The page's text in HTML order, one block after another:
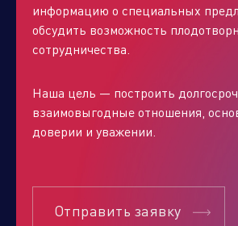
информацию о специальных
обсудить возможность
сотрудничества.
Наша цель — построить
взаимовыгодные отношения,
доверии и уважении.
Отправить заявку